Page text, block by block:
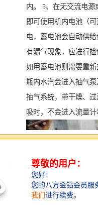
内。 5、在无交流电源
即可使用机内电池（
电，蓄电池会自动供
有漏气现象，应进行检
如用蓄电池则需要重
瓶内水汽会进入抽气
抽气系统，带干燥、
吸时，不会进入流量计